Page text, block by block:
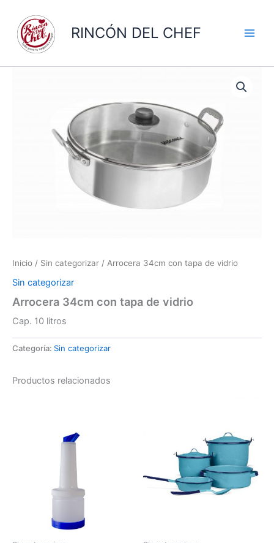
contenido
RINCÓN DEL CHEF
Inicio / Sin categorizar / Arrocera 34cm con tapa de vidrio
Sin categorizar
Arrocera 34cm con tapa de vidrio
Cap. 10 litros
Categoría: Sin categorizar
Productos relacionados